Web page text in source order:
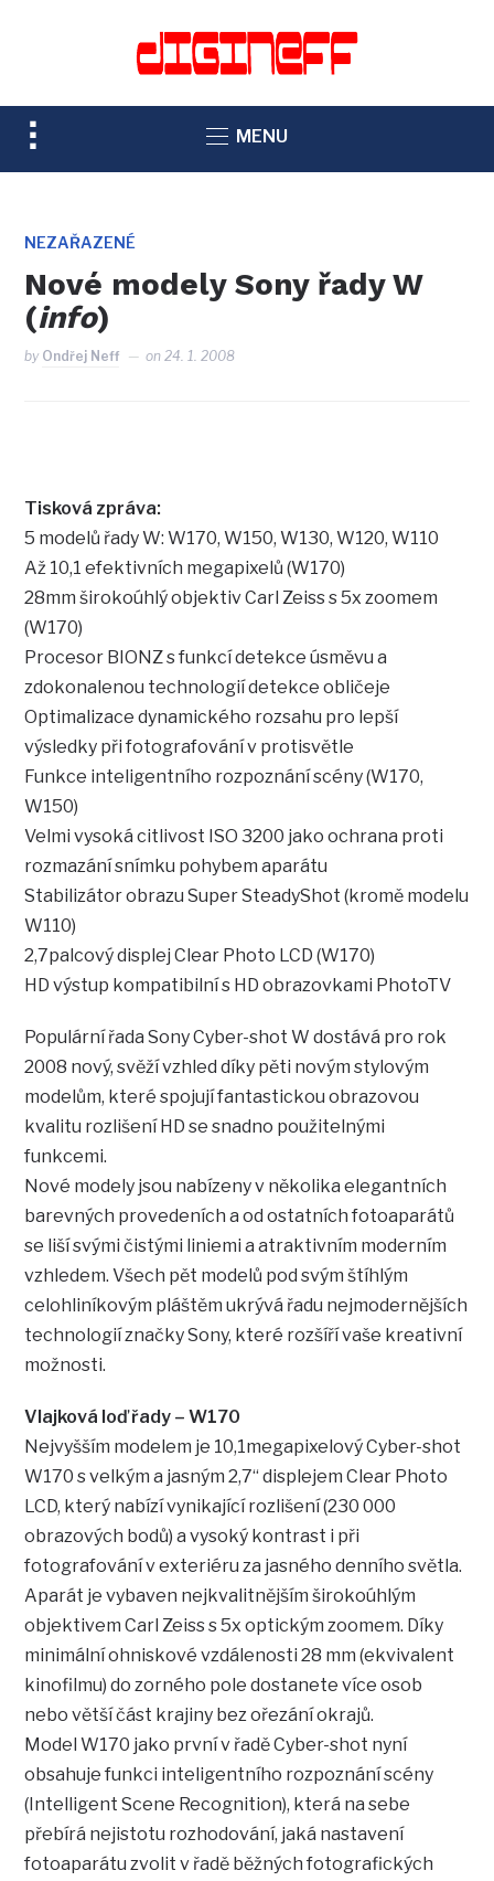
TOGGLE
SIDEBAR
NAVIGATION
MENU
NEZAŘAZENÉ
Nové modely Sony řady W
(info)
by Ondřej Neff on24. 1. 2008
Tisková zpráva:
5 modelů řady W: W170, W150, W130, W120, W110
Až 10,1 efektivních megapixelů (W170)
28mm širokoúhlý objektiv Carl Zeiss s 5x zoomem
(W170)
Procesor BIONZ s funkcí detekce úsměvu a
zdokonalenou technologií detekce obličeje
Optimalizace dynamického rozsahu pro lepší
výsledky při fotografování v protisvětle
Funkce inteligentního rozpoznání scény (W170,
W150)
Velmi vysoká citlivost ISO 3200 jako ochrana proti
rozmazání snímku pohybem aparátu
Stabilizátor obrazu Super SteadyShot (kromě modelu
W110)
2,7palcový displej Clear Photo LCD (W170)
HD výstup kompatibilní s HD obrazovkami PhotoTV
Populární řada Sony Cyber-shot W dostává pro rok
2008 nový, svěží vzhled díky pěti novým stylovým
modelům, které spojují fantastickou obrazovou
kvalitu rozlišení HD se snadno použitelnými
funkcemi.
Nové modely jsou nabízeny v několika elegantních
barevných provedeních a od ostatních fotoaparátů
se liší svými čistými liniemi a atraktivním moderním
vzhledem. Všech pět modelů pod svým štíhlým
celohliníkovým pláštěm ukrývá řadu nejmodernějších
technologií značky Sony, které rozšíří vaše kreativní
možnosti.
Vlajková loď řady – W170
Nejvyšším modelem je 10,1megapixelový Cyber-shot
W170 s velkým a jasným 2,7“ displejem Clear Photo
LCD, který nabízí vynikající rozlišení (230 000
obrazových bodů) a vysoký kontrast i při
fotografování v exteriéru za jasného denního světla.
Aparát je vybaven nejkvalitnějším širokoúhlým
objektivem Carl Zeiss s 5x optickým zoomem. Díky
minimální ohniskové vzdálenosti 28 mm (ekvivalent
kinofilmu) do zorného pole dostanete více osob
nebo větší část krajiny bez ořezání okrajů.
Model W170 jako první v řadě Cyber-shot nyní
obsahuje funkci inteligentního rozpoznání scény
(Intelligent Scene Recognition), která na sebe
přebírá nejistotu rozhodování, jaká nastavení
fotoaparátu zvolit v řadě běžných fotografických